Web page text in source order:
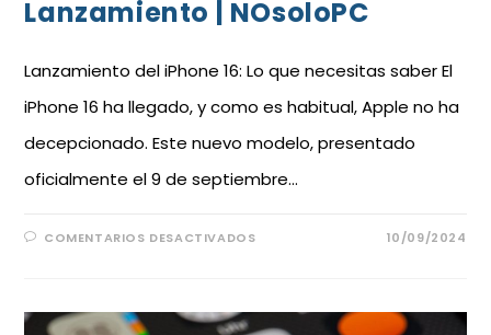
Lanzamiento | NOsoloPC
Lanzamiento del iPhone 16: Lo que necesitas saber El
iPhone 16 ha llegado, y como es habitual, Apple no ha
decepcionado. Este nuevo modelo, presentado
oficialmente el 9 de septiembre…
COMENTARIOS DESACTIVADOS 10/09/2024